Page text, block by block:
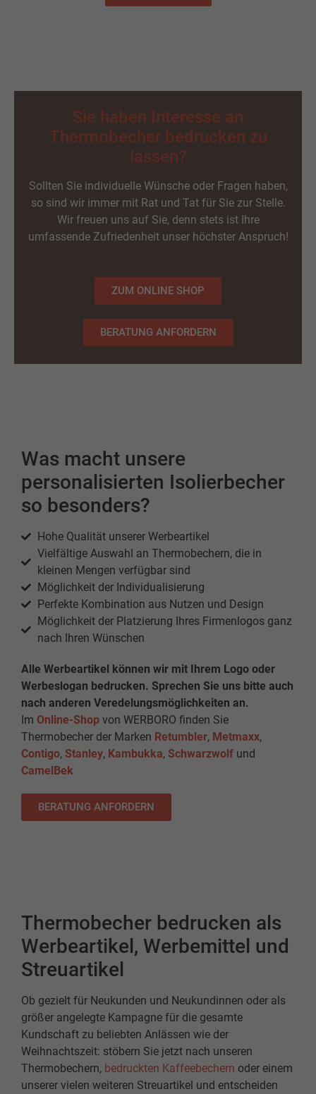
Sie haben Interesse an
Thermobecher bedrucken zu
lassen?
Sollten Sie individuelle Wünsche oder Fragen haben,
so sind wir immer mit Rat und Tat für Sie zur Stelle.
Wir freuen uns auf Sie, denn stets ist Ihre
umfassende Zufriedenheit unser höchster Anspruch!
ZUM ONLINE SHOP
BERATUNG ANFORDERN
Was macht unsere
personalisierten Isolierbecher
so besonders?
Hohe Qualität unserer Werbeartikel
Vielfältige Auswahl an Thermobechern, die in
kleinen Mengen verfügbar sind
Möglichkeit der Individualisierung
Perfekte Kombination aus Nutzen und Design
Möglichkeit der Platzierung Ihres Firmenlogos ganz
nach Ihren Wünschen
Alle Werbeartikel können wir mit Ihrem Logo oder
Werbeslogan bedrucken. Sprechen Sie uns bitte auch
nach anderen Veredelungsmöglichkeiten an.
Im Online-Shop von WERBORO finden Sie
Thermobecher der Marken Retumbler, Metmaxx,
Contigo, Stanley, Kambukka, Schwarzwolf und
CamelBek
BERATUNG ANFORDERN
Thermobecher bedrucken als
Werbeartikel, Werbemittel und
Streuartikel
Ob gezielt für Neukunden und Neukundinnen oder als
größer angelegte Kampagne für die gesamte
Kundschaft zu beliebten Anlässen wie der
Weihnachtszeit: stöbern Sie jetzt nach unseren
Thermobechern, bedruckten Kaffeebechern oder einem
unserer vielen weiteren Streuartikel und entscheiden